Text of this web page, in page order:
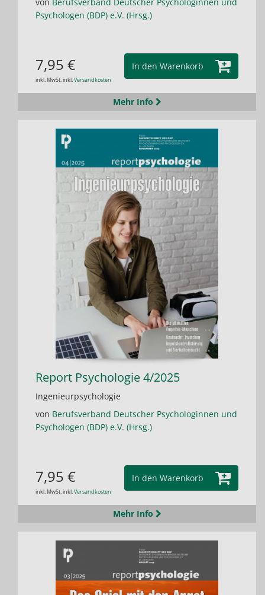
Psychologen (BDP) e.V. (Hrsg.)
In den Warenkorb
7,95 €
inkl. MwSt. inkl.Versandkosten
Mehr Info
Report Psychologie 4/2025
Ingenieurpsychologie
von Berufsverband Deutscher Psychologinnen und
Psychologen (BDP) e.V. (Hrsg.)
In den Warenkorb
7,95 €
inkl. MwSt. inkl.Versandkosten
Mehr Info